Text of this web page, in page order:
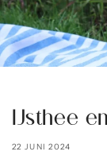
IJsthee
22 JUNI 2024